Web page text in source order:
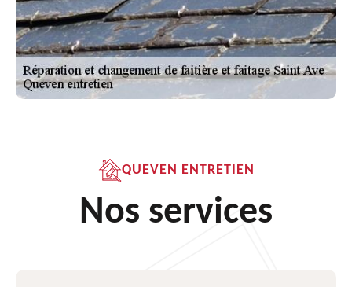
QUEVEN ENTRETIEN
Nos services